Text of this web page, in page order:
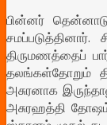
பின்னர்
திருமணத்தைப்
தலங்கள்தோறும்
அசுரனாக
அசுரஹத்தி தோஷம்